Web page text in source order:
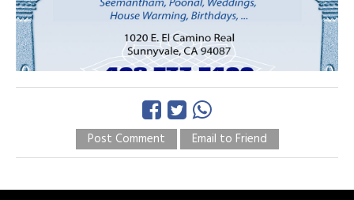
Post Comment Email to Friend